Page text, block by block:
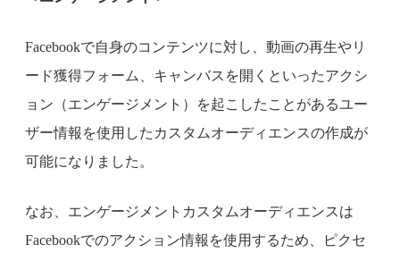
Facebookで自身のコンテンツに対し、動画の再生やリ
ード獲得フォーム、キャンバスを開くといったアクシ
ョン（エンゲージメント）を起こしたことがあるユー
ザー情報を使用したカスタムオーディエンスの作成が
可能になりました。
なお、エンゲージメントカスタムオーディエンスは
Facebookでのアクション情報を使用するため、ピクセ